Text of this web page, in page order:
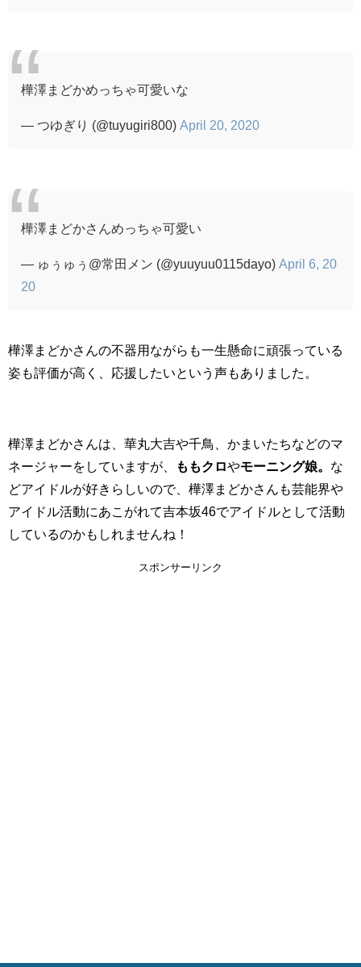
樺澤まどかめっちゃ可愛いな
— つゆぎり (@tuyugiri800) April 20, 2020
樺澤まどかさんめっちゃ可愛い
— ゅぅゅぅ@常田メン (@yuuyuu0115dayo) April 6, 20
20
樺澤まどかさんの不器用ながらも一生懸命に頑張っている
姿も評価が高く、応援したいという声もありました。
樺澤まどかさんは、華丸大吉や千鳥、かまいたちなどのマ
ネージャーをしていますが、
ももクロやモーニング娘。 な
どアイドルが好きらしいので、樺澤まどかさんも芸能界や
アイドル活動にあこがれて吉本坂46でアイドルとして活動
しているのかもしれませんね！
スポンサーリンク